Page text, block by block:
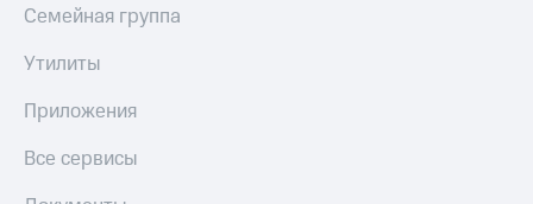
Семейная группа
Утилиты
Приложения
Все сервисы